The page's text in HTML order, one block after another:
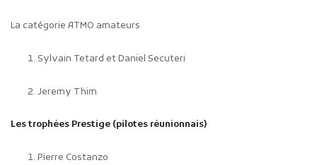
La catégorie ATMO amateurs
Sylvain Tetard et Daniel Secuteri
Jeremy Thim
Les trophées Prestige (pilotes réunionnais)
Pierre Costanzo